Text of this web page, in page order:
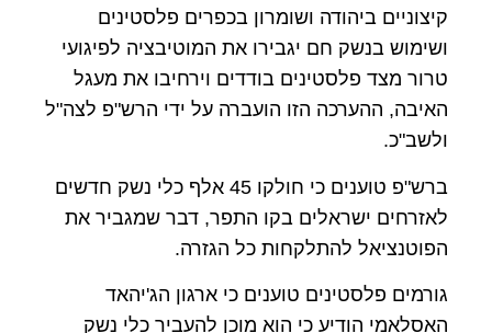
קיצוניים ביהודה ושומרון בכפרים פלסטינים
ושימוש בנשק חם יגבירו את המוטיבציה לפיגועי
טרור מצד פלסטינים בודדים וירחיבו את מעגל
האיבה, ההערכה הזו הועברה על ידי הרש"פ לצה"ל
ולשב"כ.
ברש"פ טוענים כי חולקו 45 אלף כלי נשק חדשים
לאזרחים ישראלים בקו התפר, דבר שמגביר את
הפוטנציאל להתלקחות כל הגזרה.
גורמים פלסטינים טוענים כי ארגון הג'יהאד
האסלאמי הודיע כי הוא מוכן להעביר כלי נשק